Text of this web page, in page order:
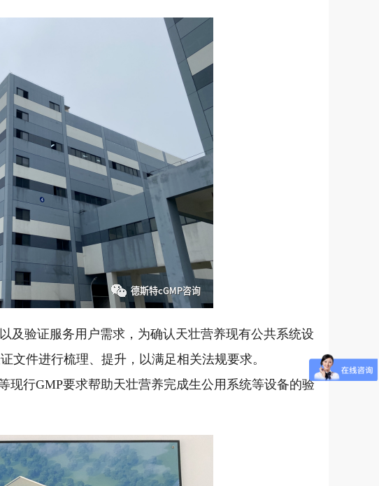
及验证服务用户需求，为确认天壮营养现有公共系统设
文件进行梳理、提升，以满足相关法规要求。
现行GMP要求帮助天壮营养完成生公用系统等设备的验